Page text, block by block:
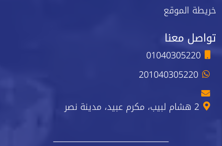
خريطة الموقع
تواصل معنا
01040305220
201040305220
2 هشام لبيب، مكرم عبيد، مدينة نصر